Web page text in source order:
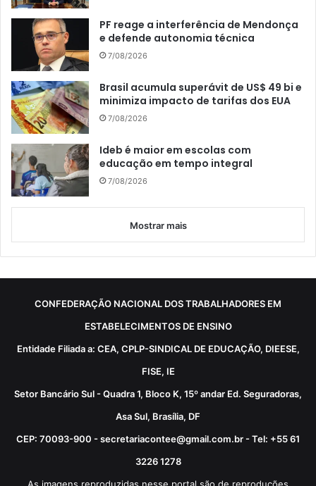
PF reage a interferência de Mendonça
e defende autonomia técnica
7/08/2026
Brasil acumula superávit de US$ 49 bi e
minimiza impacto de tarifas dos EUA
7/08/2026
Ideb é maior em escolas com
educação em tempo integral
7/08/2026
Mostrar mais
CONFEDERAÇÃO NACIONAL DOS TRABALHADORES EM
ESTABELECIMENTOS DE ENSINO
Entidade Filiada a: CEA, CPLP-SINDICAL DE EDUCAÇÃO, DIEESE,
FISE, IE
Setor Bancário Sul - Quadra 1, Bloco K, 15º andar Ed. Seguradoras,
Asa Sul, Brasília, DF
CEP: 70093-900 - secretariacontee@gmail.com.br - Tel: +55 61
3226 1278
As imagens reproduzidas nesse portal são de reproduções